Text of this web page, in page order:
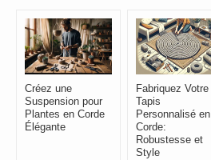
Créez une
Suspension pour
Plantes en Corde
Élégante
Fabriquez Votre
Tapis
Personnalisé en
Corde:
Robustesse et
Style